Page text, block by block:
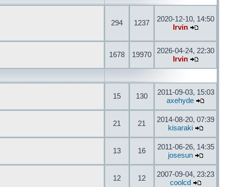
294 1237
2020-12-10, 14:50
Irvin
1678 19970
2026-04-24, 22:30
Irvin
15 130
2011-09-03, 15:03
axehyde
21 21
2014-08-20, 07:39
kisaraki
13 16
2011-06-26, 14:35
josesun
12 12
2007-09-04, 23:23
coolcd